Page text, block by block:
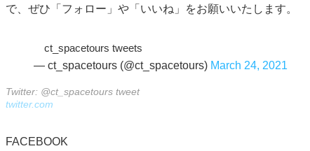
で、ぜひ「フォロー」や「いいね」をお願いいたします。
ct_spacetours tweets
— ct_spacetours (@ct_spacetours) March 24, 2021
Twitter: @ct_spacetours tweet
twitter.com
FACEBOOK